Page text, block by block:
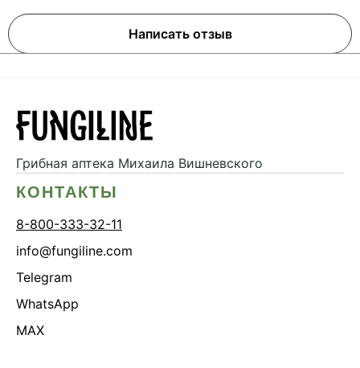
Написать отзыв
Грибная аптека Михаила Вишневского
КОНТАКТЫ
8-800-333-32-11
info@fungiline.com
Telegram
WhatsApp
MAX